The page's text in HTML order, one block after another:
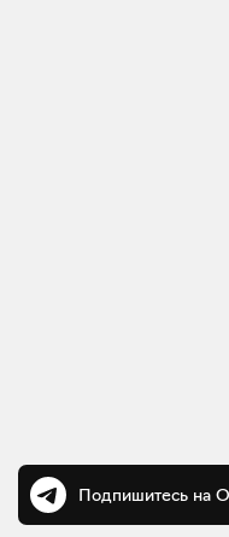
Подпишитесь на